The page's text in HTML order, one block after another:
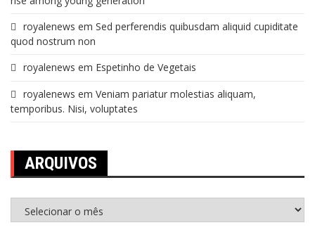
royalenews em Sed perferendis quibusdam aliquid cupiditate
quod nostrum non
royalenews em Espetinho de Vegetais
royalenews em Veniam pariatur molestias aliquam,
temporibus. Nisi, voluptates
ARQUIVOS